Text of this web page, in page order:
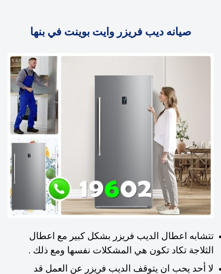
صيانه ديب فريزر وايت بوينت في بنها
تتشابه اعطال الديب فريزر بشكل كبير مع اعطال
الثلاجة تكاد تكون هي المشكلات نفسها ومع ذلك .
لا أحد يحب ان يتوقف الديب فريزر عن العمل قد